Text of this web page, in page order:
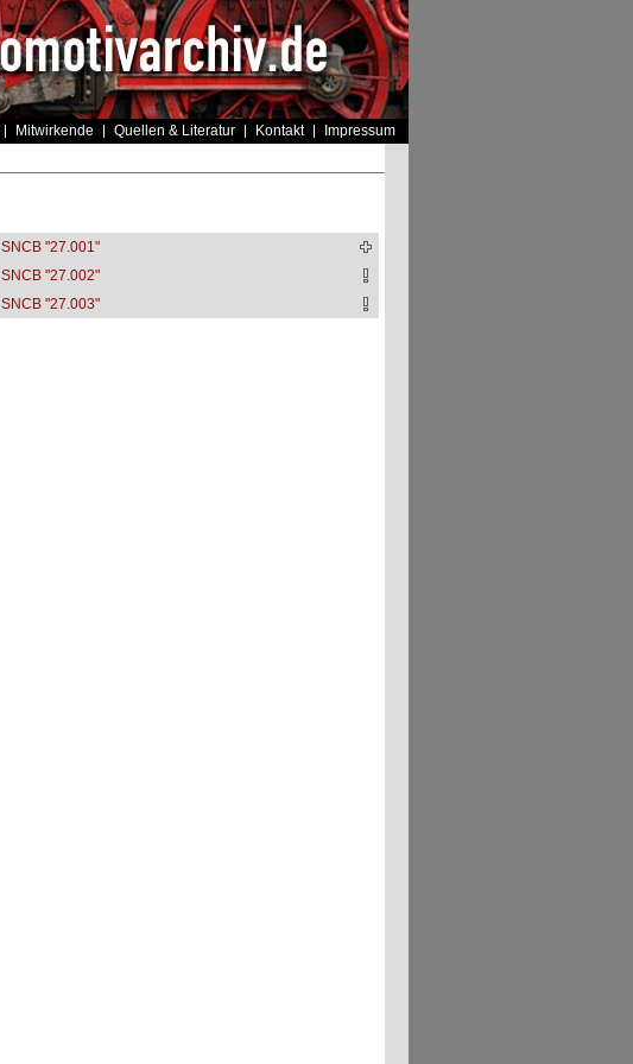
Mitwirkende Quellen & Literatur Kontakt Impressum
SNCB "27.001"
SNCB "27.002"
SNCB "27.003"